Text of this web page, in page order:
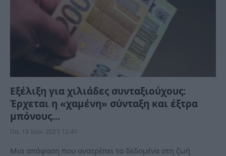
Εξέλιξη για χιλιάδες συνταξιούχους:
Έρχεται η «χαμένη» σύνταξη και έξτρα
μπόνους…
Πα, 13 Ιούν 2025 12:41
Μια απόφαση που ανατρέπει τα δεδομένα στη ζωή